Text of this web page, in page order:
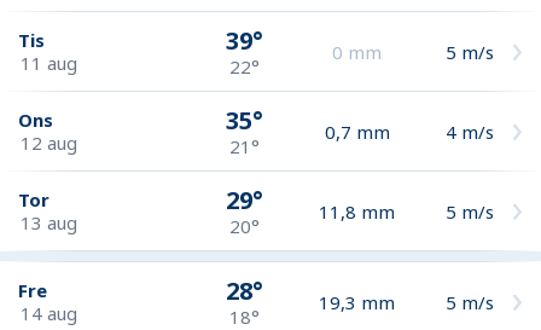
Tis
11 aug
39°
22°
0 mm 5 m/s
Ons
12 aug
35°
21°
0,7 mm 4 m/s
Tor
13 aug
29°
20°
11,8 mm 5 m/s
Fre
14 aug
28°
18°
19,3 mm 5 m/s